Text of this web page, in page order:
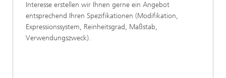
Interesse erstellen wir Ihnen gerne ein Angebot
entsprechend Ihren Spezifikationen (Modifikation,
Expressionssystem, Reinheitsgrad, Maßstab,
Verwendungszweck).